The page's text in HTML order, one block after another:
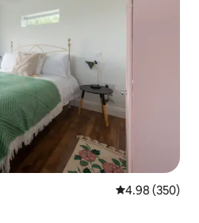
Calificación
4.98 (350)